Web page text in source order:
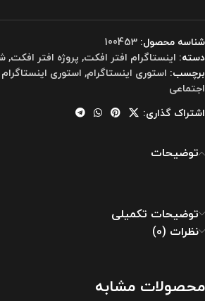
شناسه محصول: 100453
دسته: اینستاگرام افتر افکت, پروژه افتر افکت,
برچسب: استوری اینستاگرام, استوری
اجتماعی
اشتراک گذاری:
توضیحات
توضیحات تکمیلی
نظرات (0)
محصولات مشابه